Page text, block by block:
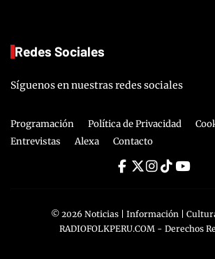
Redes Sociales
Síguenos en nuestras redes sociales
Programación Política de Privacidad
Entrevistas
Alexa Contacto
© 2026 Noticias | Información |
RADIOFOLKPERU.COM - Derechos